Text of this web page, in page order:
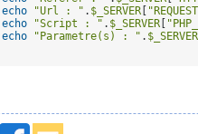
echo
"Url : " . $_SERVER [
echo
"Script : " . $_SERVER [
echo
"Parametre(s) : " . $_SERVER